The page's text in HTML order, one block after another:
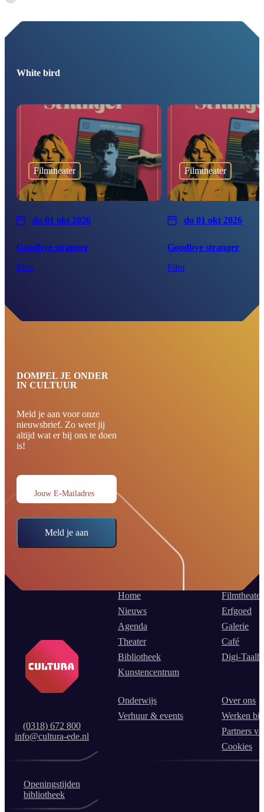
White bird
Filmtheater
do 01 okt 2026
Goodbye stranger
Film
Filmtheater
do 01 okt 2026
Goodbye stranger
Film
DOMPEL JE ONDER
IN CULTUUR
Meld je aan voor onze
nieuwsbrief. Zo weet jij
altijd wat er bij ons te doen
is!
Jouw E-Mailadres
Meld je aan
(0318) 672 800
info@cultura-ede.nl
Home
Nieuws
Agenda
Theater
Bibliotheek
Kunstencentrum
Filmtheater
Erfgoed
Galerie
Café
Digi-
Onderwijs
Verhuur & events
Over ons
Werken
Partners
Cookies
Openingstijden
bibliotheek